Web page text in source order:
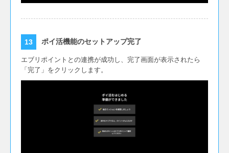
ポイ活機能のセットアップ完了
エブリポイントとの連携が成功し、完了画面が表示されたら
「完了」をクリックします。